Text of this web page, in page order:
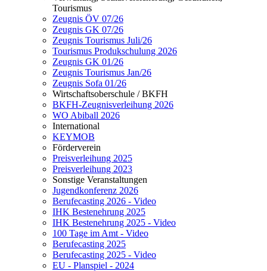
Tourismus
Zeugnis ÖV 07/26
Zeugnis GK 07/26
Zeugnis Tourismus Juli/26
Tourismus Produkschulung 2026
Zeugnis GK 01/26
Zeugnis Tourismus Jan/26
Zeugnis Sofa 01/26
Wirtschaftsoberschule / BKFH
BKFH-Zeugnisverleihung 2026
WO Abiball 2026
International
KEYMOB
Förderverein
Preisverleihung 2025
Preisverleihung 2023
Sonstige Veranstaltungen
Jugendkonferenz 2026
Berufecasting 2026 - Video
IHK Bestenehrung 2025
IHK Bestenehrung 2025 - Video
100 Tage im Amt - Video
Berufecasting 2025
Berufecasting 2025 - Video
EU - Planspiel - 2024